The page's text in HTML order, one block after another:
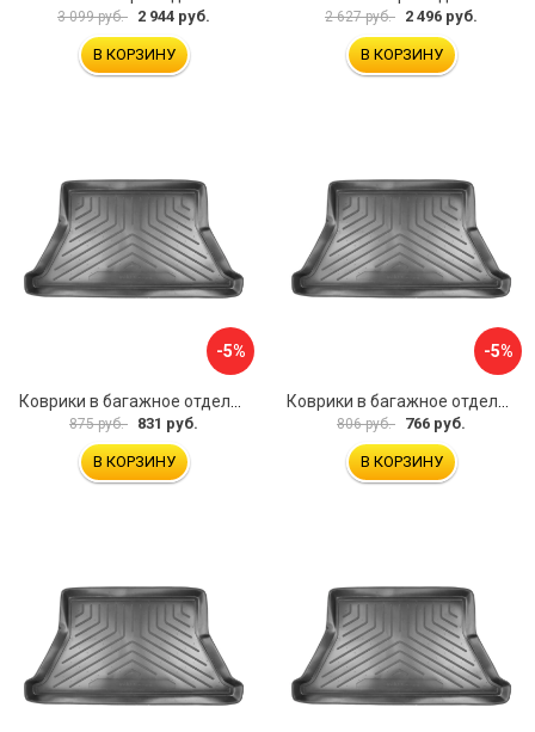
3 099 руб. 2 944 руб.
В КОРЗИНУ
2 627 руб. 2 496 руб.
В КОРЗИНУ
-5%
875 руб. 831 руб.
В КОРЗИНУ
-5%
806 руб. 766 руб.
В КОРЗИНУ